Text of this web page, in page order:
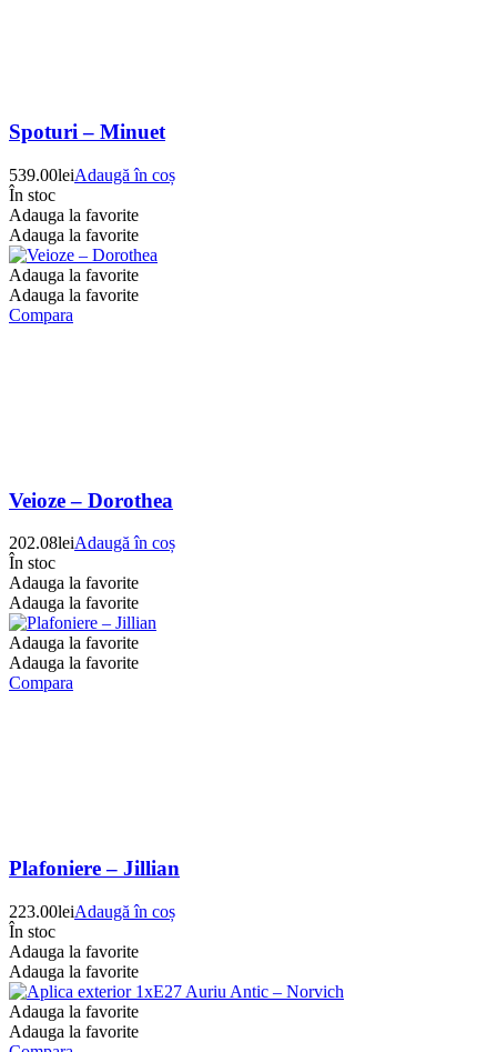
Spoturi – Minuet
539.00leiAdaugă în coș
În stoc
Adauga la favorite
Adauga la favorite
Adauga la favorite
Adauga la favorite
Compara
Veioze – Dorothea
202.08leiAdaugă în coș
În stoc
Adauga la favorite
Adauga la favorite
Adauga la favorite
Adauga la favorite
Compara
Plafoniere – Jillian
223.00leiAdaugă în coș
În stoc
Adauga la favorite
Adauga la favorite
Adauga la favorite
Adauga la favorite